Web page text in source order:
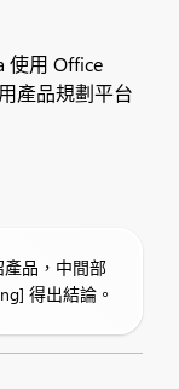
使用 Office
產品規劃平台
品，中間部
得出結論。